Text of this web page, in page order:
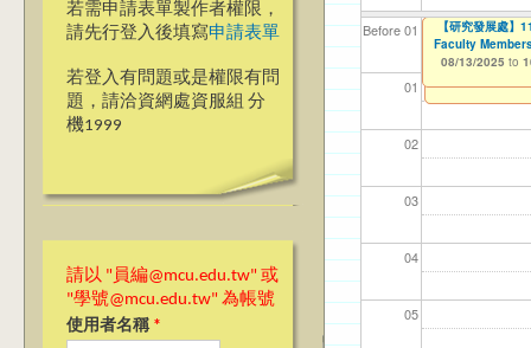
若需申請表單製作者權限，
請先行登入後填寫申請表單
若登入有問題或是權限有問
題，請洽資網處資服組 分
機1999
請以 "員編@mcu.edu.tw" 或
"學號@mcu.edu.tw" 為帳號
使用者名稱 *
Before 01
01
02
03
04
05
【資網處】
整合系統～表單
03/27/2013 to
我愛銘傳我愛養
校區)
09/02/2019 to
【財務處】工讀
11/12/2021to
07/31/2027
【財
11/
114
04/
114
02/
114
03/
2025『發現銘
08/08/2025to
【研究發展處
Faculty
08/13/2025 to